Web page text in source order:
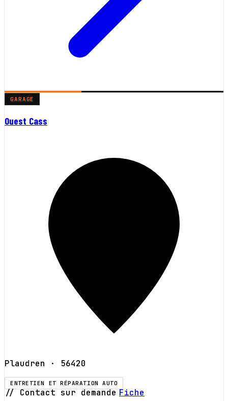
GARAGE
Ouest Cass
Plaudren · 56420
ENTRETIEN ET RÉPARATION AUTO
// Contact sur demande Fiche